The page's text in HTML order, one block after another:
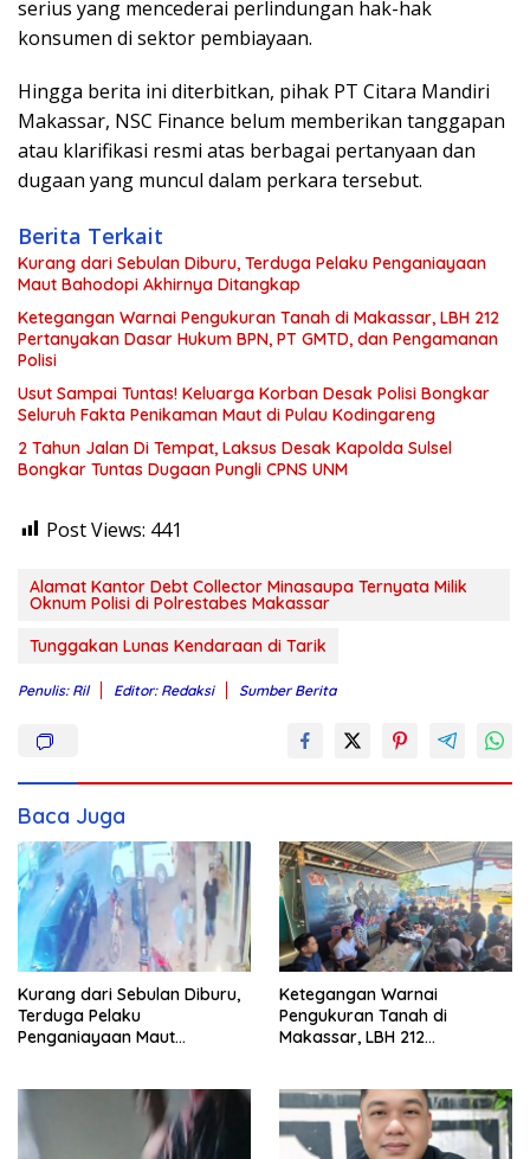
serius yang mencederai perlindungan hak-hak
konsumen di sektor pembiayaan.
Hingga berita ini diterbitkan, pihak PT Citara Mandiri
Makassar, NSC Finance belum memberikan tanggapan
atau klarifikasi resmi atas berbagai pertanyaan dan
dugaan yang muncul dalam perkara tersebut.
Berita Terkait
Kurang dari Sebulan Diburu, Terduga Pelaku Penganiayaan
Maut Bahodopi Akhirnya Ditangkap
Ketegangan Warnai Pengukuran Tanah di Makassar, LBH 212
Pertanyakan Dasar Hukum BPN, PT GMTD, dan Pengamanan
Polisi
Usut Sampai Tuntas! Keluarga Korban Desak Polisi Bongkar
Seluruh Fakta Penikaman Maut di Pulau Kodingareng
2 Tahun Jalan Di Tempat, Laksus Desak Kapolda Sulsel
Bongkar Tuntas Dugaan Pungli CPNS UNM
Post Views: 441
Alamat Kantor Debt Collector Minasaupa Ternyata Milik
Oknum Polisi di Polrestabes Makassar
Tunggakan Lunas Kendaraan di Tarik
Penulis: Ril Editor: Redaksi Sumber Berita
Baca Juga
Kurang dari Sebulan Diburu,
Terduga Pelaku
Penganiayaan Maut
Ketegangan Warnai
Pengukuran Tanah di
Makassar, LBH 212
Pengamanan Polisi